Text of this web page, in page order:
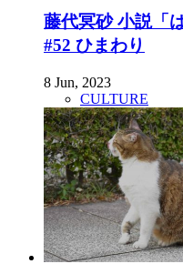
藤代冥砂 小説「
#52 ひまわり
8 Jun, 2023
CULTURE